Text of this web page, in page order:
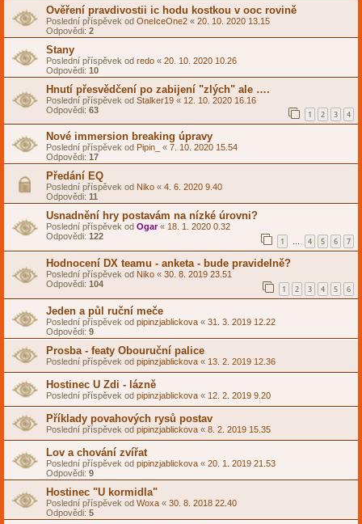
Ověření pravdivostii ic hodu kostkou v ooc rovině
Poslední příspěvek od OneIceOne2 « 20. 10. 2020 13.15
Odpovědi: 2
Stany
Poslední příspěvek od redo « 20. 10. 2020 10.26
Odpovědi: 10
Hnutí přesvědčení po zabijení "zlých" ale ….
Poslední příspěvek od Stalker19 « 12. 10. 2020 16.16
Odpovědi: 63 1 2 3 4
Nové immersion breaking úpravy
Poslední příspěvek od Pipin_ « 7. 10. 2020 15.54
Odpovědi: 17
Předání EQ
Poslední příspěvek od Niko « 4. 6. 2020 9.40
Odpovědi: 11
Usnadnění hry postavám na nízké úrovni?
Poslední příspěvek od Ogar« 18. 1. 2020 0.32
Odpovědi: 122 1 … 4 5 6 7
Hodnocení DX teamu - anketa - bude pravidelně?
Poslední příspěvek od Niko « 30. 8. 2019 23.51
Odpovědi: 104 1 2 3 4 5 6
Jeden a půl ruční meče
Poslední příspěvek od pipinzjablickova « 31. 3. 2019 12.22
Odpovědi: 9
Prosba - featy Obouruční palice
Poslední příspěvek od pipinzjablickova « 13. 2. 2019 12.36
Hostinec U Zdi - lázně
Poslední příspěvek od pipinzjablickova « 12. 2. 2019 9.20
Příklady povahových rysů postav
Poslední příspěvek od pipinzjablickova « 8. 2. 2019 15.35
Lov a chování zvířat
Poslední příspěvek od pipinzjablickova « 20. 1. 2019 21.53
Odpovědi: 9
Hostinec "U kormidla"
Poslední příspěvek od Woxa « 30. 8. 2018 22.40
Odpovědi: 5